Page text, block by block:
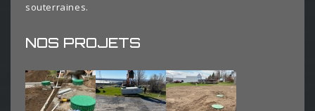
souterraines.
NOS PROJETS